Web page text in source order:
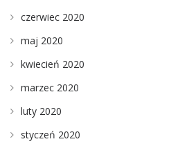
czerwiec 2020
maj 2020
kwiecień 2020
marzec 2020
luty 2020
styczeń 2020